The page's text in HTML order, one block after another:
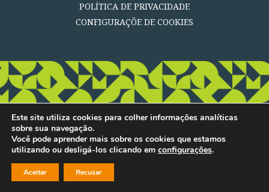
POLÍTICA DE PRIVACIDADE
CONFIGURAÇÕE DE COOKIES
Este site utiliza cookies para colher informações analíticas
sobre sua navegação.
Você pode aprender mais sobre os cookies que estamos
utilizando ou desligá-los clicando em configurações.
Aceitar Recusar